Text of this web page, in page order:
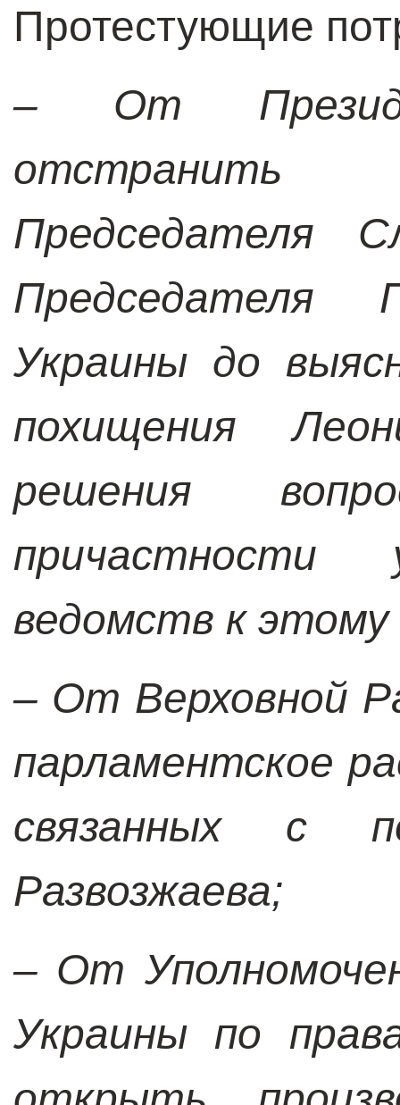
Протестующие
– От
Председателя
Председателя
Украины до
похищения
решения
причастности
ведомств к
– От Верховной
парламентское
связанных с
Развозжаева;
– От
Украины по